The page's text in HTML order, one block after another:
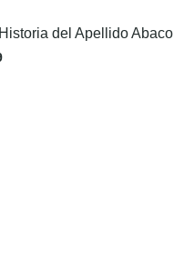
del Apellido Abaco